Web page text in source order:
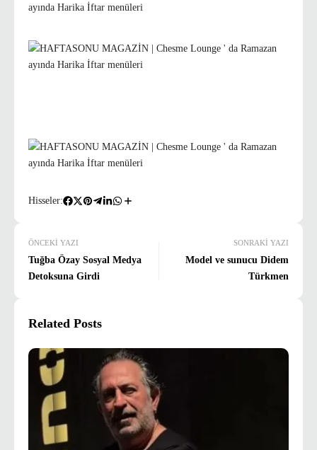
Hisseler:
ÖNCEKI YAZI
Tuğba Özay Sosyal Medya
Detoksuna Girdi
SONRAKI YAZI
Model ve sunucu Didem
Türkmen
Related Posts